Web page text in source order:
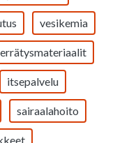
vesikemia
itsepalvelu
sairaalahoito